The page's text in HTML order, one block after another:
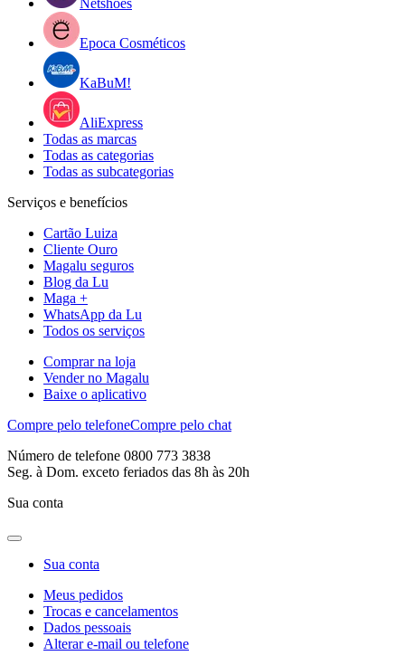
Epoca Cosméticos
KaBuM!
AliExpress
Todas as marcas
Todas as categorias
Todas as subcategorias
Serviços e benefícios
Cartão Luiza
Cliente Ouro
Magalu seguros
Blog da Lu
Maga +
WhatsApp da Lu
Todos os serviços
Comprar na loja
Vender no Magalu
Baixe o aplicativo
Compre pelo telefoneCompre pelo chat
Número de telefone 0800 773 3838
Seg. à Dom. exceto feriados das 8h às 20h
Sua conta
Sua conta
Meus pedidos
Trocas e cancelamentos
Dados pessoais
Alterar e-mail ou telefone